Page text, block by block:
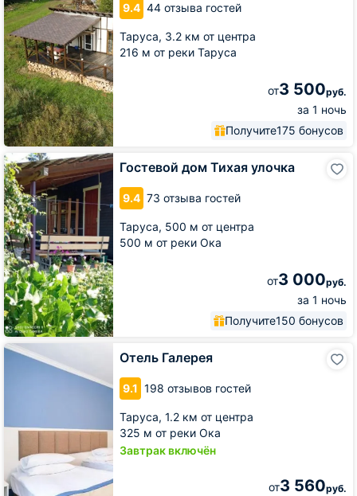
9.4 44 отзыва гостей
Таруса, 3.2 км от центра
216 м от реки Таруса
от3 500руб.
за 1 ночь
Получите175 бонусов
мыс
Гостевой дом Тихая улочка
9.4 73 отзыва гостей
Таруса, 500 м от центра
500 м от реки Ока
от3 000руб.
за 1 ночь
Получите150 бонусов
Гостевой
дом
Тихая
улочка
Отель Галерея
9.1 198 отзывов гостей
Таруса, 1.2 км от центра
325 м от реки Ока
Завтрак включён
от3 560руб.
Отель
Галерея